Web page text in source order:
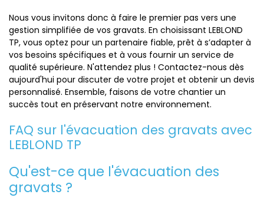
Nous vous invitons donc à faire le premier pas vers une
gestion simplifiée de vos gravats. En choisissant LEBLOND
TP, vous optez pour un partenaire fiable, prêt à s’adapter à
vos besoins spécifiques et à vous fournir un service de
qualité supérieure. N'attendez plus ! Contactez-nous dès
aujourd'hui pour discuter de votre projet et obtenir un devis
personnalisé. Ensemble, faisons de votre chantier un
succès tout en préservant notre environnement.
FAQ sur l'évacuation des gravats avec
LEBLOND TP
Qu'est-ce que l'évacuation des
gravats ?